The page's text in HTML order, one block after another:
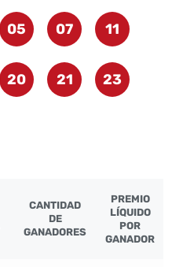
05 07 11
20 21 23
CANTIDAD
DE
GANADORES
PREMIO
LÍQUIDO
POR
GANADOR